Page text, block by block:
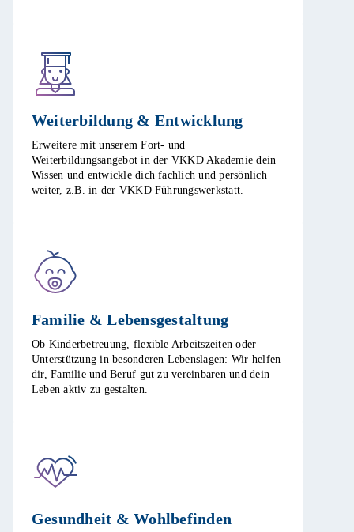
Weiterbildung & Entwicklung​
Erweitere mit unserem Fort- und
Weiterbildungsangebot in der VKKD Akademie dein
Wissen und entwickle dich fachlich und persönlich
weiter, z.B. in der VKKD Führungswerkstatt. ​
Familie & Lebensgestaltung​
Ob Kinderbetreuung, flexible Arbeitszeiten oder
Unterstützung in besonderen Lebenslagen: Wir helfen
dir, Familie und Beruf gut zu vereinbaren und dein
Leben aktiv zu gestalten. ​
Gesundheit & Wohlbefinden​